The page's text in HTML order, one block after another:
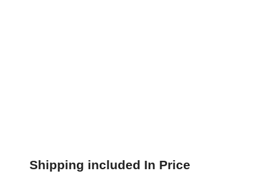
Shipping included In Price